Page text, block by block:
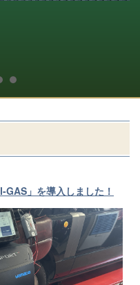
GAS」を導入しました！